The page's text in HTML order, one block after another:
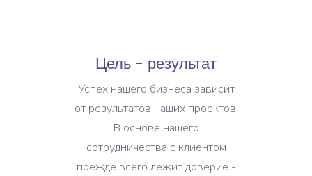
Цель - результат
Успех нашего бизнеса зависит
от результатов наших проектов.
В основе нашего
сотрудничества с клиентом
прежде всего лежит доверие -